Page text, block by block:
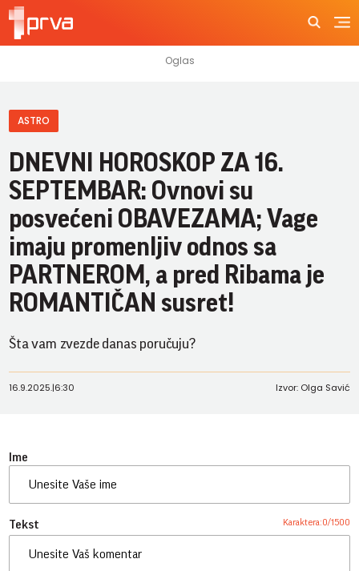
ASTRO
DNEVNI HOROSKOP ZA 16.
SEPTEMBAR: Ovnovi su
posvećeni OBAVEZAMA; Vage
imaju promenljiv odnos sa
PARTNEROM, a pred Ribama je
ROMANTIČAN susret!
Šta vam zvezde danas poručuju?
16.9.2025.|6:30 Izvor: Olga Savić
Ime
Tekst Karaktera:0/1500